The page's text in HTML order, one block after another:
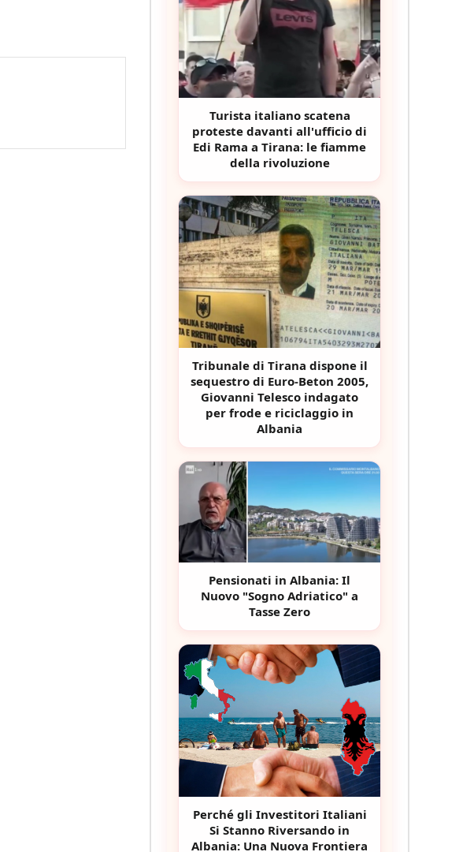
Turista italiano scatena
proteste davanti all'ufficio di
Edi Rama a Tirana: le fiamme
della rivoluzione
Tribunale di Tirana dispone il
sequestro di Euro-Beton 2005,
Giovanni Telesco indagato
per frode e riciclaggio in
Albania
Pensionati in Albania: Il
Nuovo "Sogno Adriatico" a
Tasse Zero
Perché gli Investitori Italiani
Si Stanno Riversando in
Albania: Una Nuova Frontiera